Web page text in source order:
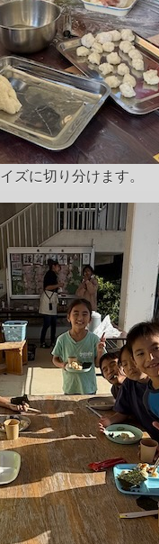
ズに切り分けます。